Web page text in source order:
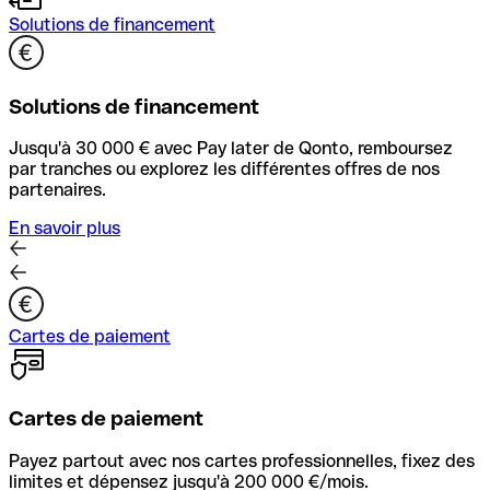
Solutions de financement
Solutions de financement
Jusqu'à 30 000 € avec Pay later de Qonto, remboursez
par tranches ou explorez les différentes offres de nos
partenaires.
En savoir plus
Cartes de paiement
Cartes de paiement
Payez partout avec nos cartes professionnelles, fixez des
limites et dépensez jusqu'à 200 000 €/mois.